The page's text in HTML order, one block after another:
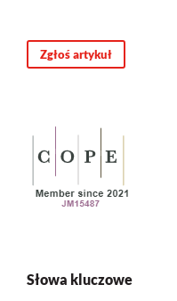
Zgłoś artykuł
Słowa kluczowe